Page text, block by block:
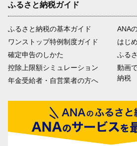
ふるさと納税ガイド
ふるさと納税の基本ガイド
ワンストップ特例制度ガイド
確定申告のしかた
控除上限額シミュレーション
年金受給者・自営業者の方へ
ANA
はじ
ふる
動画
納税